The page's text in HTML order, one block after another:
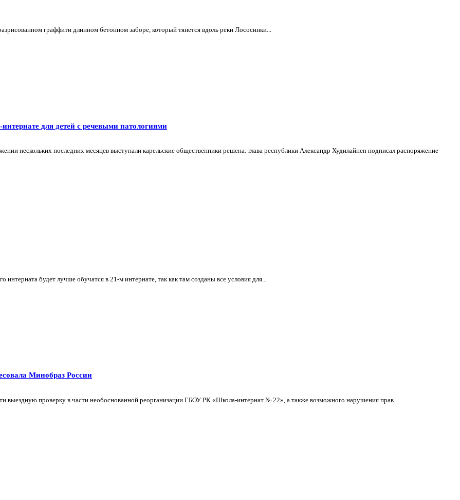
граффити длинном бетонном заборе, который тянется вдоль реки Лососинки...
для детей с речевыми патологиями
нескольких последних месяцев выступали карельские общественники решена: глава республики Александр Худилайнен подписал распоряжение
будет лучше обучатся в 21-м интернате, так как там созданы все условия для...
Минобраз России
выездную проверку в части необоснованной реорганизации ГБОУ РК «Школа-интернат № 22», а также возможного нарушения прав...